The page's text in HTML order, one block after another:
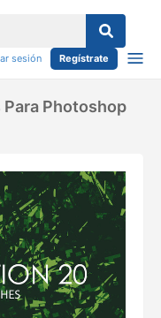
sesión Regístrate
Photoshop